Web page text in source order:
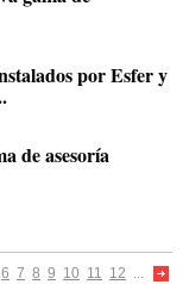
por Esfer y
de asesoría
6 7 8 9 10 11 12 ...